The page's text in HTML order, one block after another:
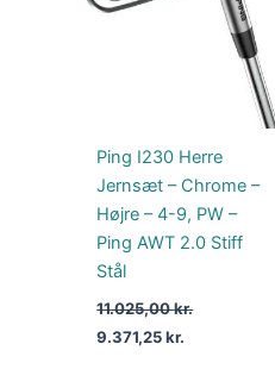
Ping I230 Herre
Jernsæt – Chrome –
Højre – 4-9, PW –
Ping AWT 2.0 Stiff
Stål
11.025,00kr.
9.371,25kr.